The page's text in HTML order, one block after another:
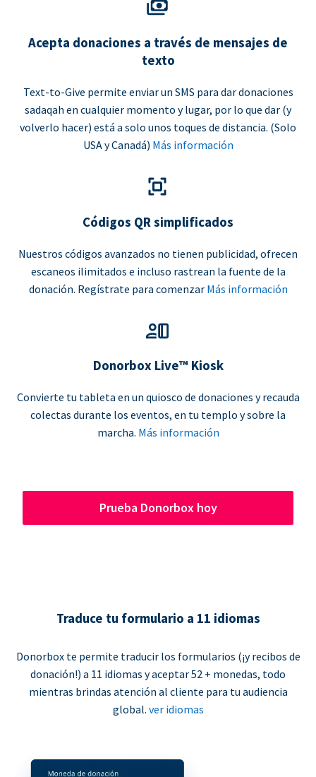
Acepta donaciones a través de mensajes de
texto
Text-to-Give permite enviar un SMS para dar donaciones
sadaqah en cualquier momento y lugar, por lo que dar (y
volverlo hacer) está a solo unos toques de distancia. (Solo
USA y Canadá) Más información
Códigos QR simplificados
Nuestros códigos avanzados no tienen publicidad, ofrecen
escaneos ilimitados e incluso rastrean la fuente de la
donación. Regístrate para comenzar Más información
Donorbox Live™ Kiosk
Convierte tu tableta en un quiosco de donaciones y recauda
colectas durante los eventos, en tu templo y sobre la
marcha. Más información
Prueba Donorbox hoy
Traduce tu formulario a 11 idiomas
Donorbox te permite traducir los formularios (¡y recibos de
donación!) a 11 idiomas y aceptar 52 + monedas, todo
mientras brindas atención al cliente para tu audiencia
global. ver idiomas